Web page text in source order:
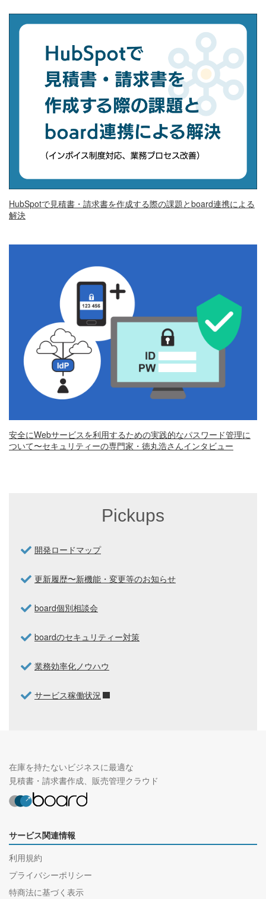
HubSpotで見積書・請求書を作成する際の課題とboard連携による
解決
安全にWebサービスを利用するための実践的なパスワード管理に
ついて〜セキュリティーの専門家・徳丸浩さんインタビュー
Pickups
開発ロードマップ
更新履歴〜新機能・変更等のお知らせ
board個別相談会
boardのセキュリティー対策
業務効率化ノウハウ
サービス稼働状況
在庫を持たないビジネスに最適な
見積書・請求書作成、販売管理クラウド
サービス関連情報
利用規約
プライバシーポリシー
特商法に基づく表示